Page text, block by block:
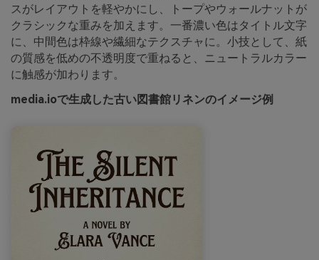
スがレイアウトを軽やかにし、トープやウォールナットが
クラシックな重みを加えます。一番濃い色はタイトル文字
に、中間色は枠線や繊細なテクスチャに。小技として、紙
の質感を低めの不透明度で重ねると、ニュートラルカラー
に触感が加わります。
media.ioで生成した古い図書館リネンのイメージ例